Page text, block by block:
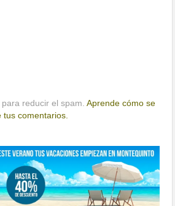
para reducir el spam.Aprende cómo se
comentarios.